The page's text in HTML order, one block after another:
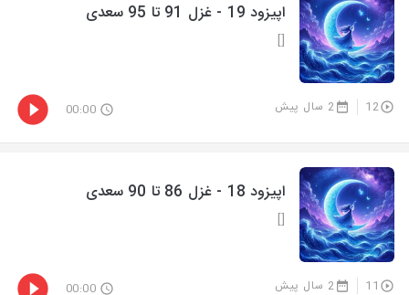
اپیزود 19 - غزل 91 تا 95 سعدی
[]
12 2 سال پیش 00:00
اپیزود 18 - غزل 86 تا 90 سعدی
[]
11 2 سال پیش 00:00